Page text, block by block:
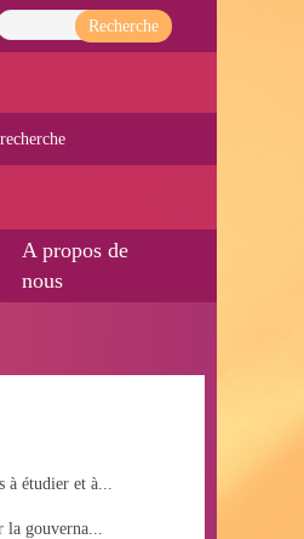
Recherche
A propos de
nous
à étudier et à...
la gouverna...